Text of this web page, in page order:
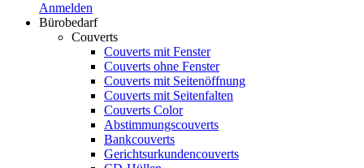
Anmelden
Bürobedarf
Couverts
Couverts mit Fenster
Couverts ohne Fenster
Couverts mit Seitenöffnung
Couverts mit Seitenfalten
Couverts Color
Abstimmungscouverts
Bankcouverts
Gerichtsurkundencouverts